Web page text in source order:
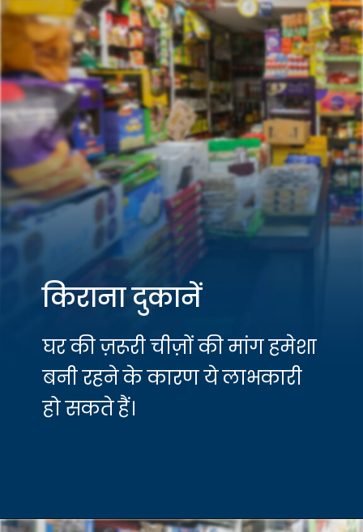
किराना दुकानें
घर की ज़रूरी चीज़ों की मांग हमेशा
बनी रहने के कारण ये लाभकारी
हो सकते हैं।